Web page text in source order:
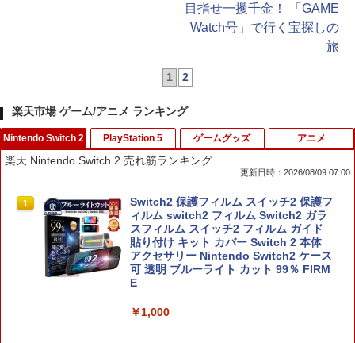
目指せ一攫千金！ 「GAME
Watch号」で行く宝探しの
旅
1 2
楽天市場 ゲーム/アニメ ランキング
Nintendo Switch 2
楽天 Nintendo Switch 2 売れ筋ランキング
更新日時：2026/08/09 07:00
1
Switch2 保護フィルム スイッチ2 保護フ
ィルム switch2 フィルム Switch2 ガラ
スフィルム スイッチ2 フィルム ガイド
貼り付け キット カバー Switch 2 本体
アクセサリー Nintendo Switch2 ケース
可 透明 ブルーライト カット 99％ FIRM
E
￥1,000
PlayStation 5 ゲームグッズ アニメ